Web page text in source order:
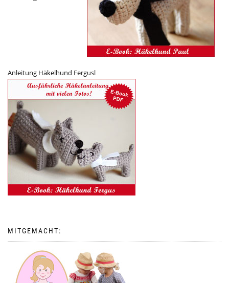
Anleitung Häkelhund Fergusl
MITGEMACHT: